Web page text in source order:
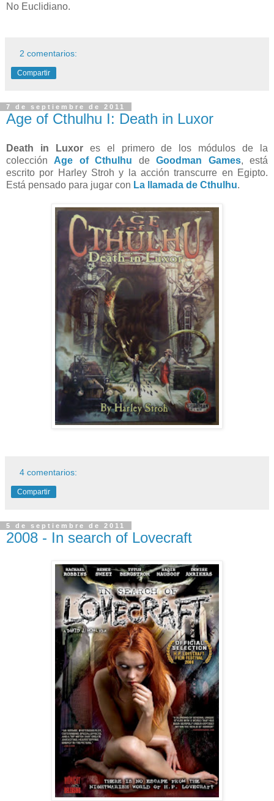
No Euclidiano.
2 comentarios:
Compartir
7 de septiembre de 2011
Age of Cthulhu I: Death in Luxor
Death in Luxores el primero de los módulos de la
colección Age of Cthulhu deGoodman Games, está
escrito por Harley Stroh y la acción transcurre en Egipto.
Está pensado para jugar con La llamada de Cthulhu.
4 comentarios:
Compartir
5 de septiembre de 2011
2008 - In search of Lovecraft